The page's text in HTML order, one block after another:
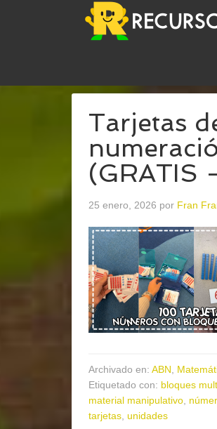
Tarjetas
(GRATIS
25 enero, 2026 por Fran
Archivado en: ABN
Etiquetado con: bloques
material manipulativo
tarjetas unidades